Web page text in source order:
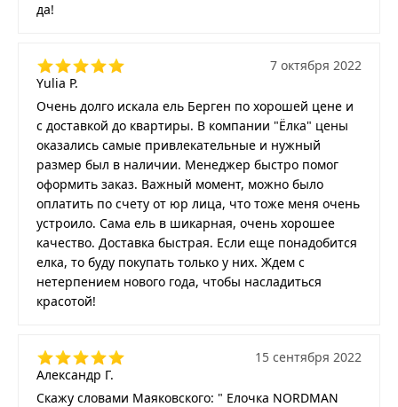
да!
Yulia P.
7 октября 2022
Очень долго искала ель Берген по хорошей цене и
с доставкой до квартиры. В компании "Ёлка" цены
оказались самые привлекательные и нужный
размер был в наличии. Менеджер быстро помог
оформить заказ. Важный момент, можно было
оплатить по счету от юр лица, что тоже меня очень
устроило. Сама ель в шикарная, очень хорошее
качество. Доставка быстрая. Если еще понадобится
елка, то буду покупать только у них. Ждем с
нетерпением нового года, чтобы насладиться
красотой!
Александр Г.
15 сентября 2022
Скажу словами Маяковского: " Елочка NORDMAN